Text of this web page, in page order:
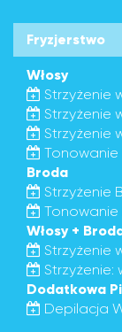
Fryzjerstwo
Włosy
Strzyżenie
Strzyżenie
Strzyżenie
Tonowanie
Broda
Strzyżenie
Tonowanie
Włosy +
Strzyżenie
Strzyżenie:
Dodatkowa
Depilacja